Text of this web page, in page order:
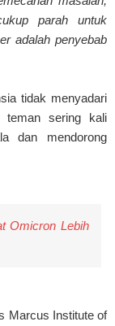
parah untuk
adalah penyebab
tidak menyadari
teman sering kali
dan mendorong
Omicron Lebih
Marcus Institute of